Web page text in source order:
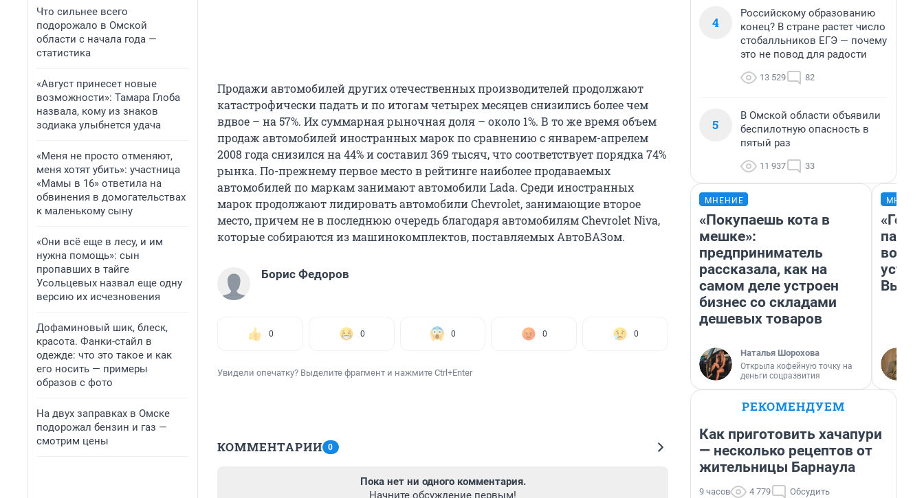
Что сильнее всего
подорожало в Омской
области с начала года —
статистика
«Август принесет новые
возможности»: Тамара Глоба
назвала, кому из знаков
зодиака улыбнется удача
«Меня не просто отменяют,
меня хотят убить»: участница
«Мамы в 16» ответила на
обвинения в домогательствах
к маленькому сыну
«Они всё еще в лесу, и им
нужна помощь»: сын
пропавших в тайге
Усольцевых назвал еще одну
версию их исчезновения
Дофаминовый шик, блеск,
красота. Фанки-стайл в
одежде: что это такое и как
его носить — примеры
образов с фото
На двух заправках в Омске
подорожал бензин и газ —
смотрим цены
Продажи автомобилей других отечественных производителей продолжают
катастрофически падать и по итогам четырех месяцев снизились более чем
вдвое – на 57%. Их суммарная рыночная доля – около 1%. В то же время объем
продаж автомобилей иностранных марок по сравнению с январем-апрелем
2008 года снизился на 44% и составил 369 тысяч, что соответствует порядка 74%
рынка. По-прежнему первое место в рейтинге наиболее продаваемых
автомобилей по маркам занимают автомобили Lada. Среди иностранных
марок продолжают лидировать автомобили Chevrolet, занимающие второе
место, причем не в последнюю очередь благодаря автомобилям Chevrolet Niva,
которые собираются из машинокомплектов, поставляемых АвтоВАЗом.
Борис Федоров
0 0 0 0 0
Увидели опечатку? Выделите фрагмент и нажмите Ctrl+Enter
КОММЕНТАРИИ 0
Пока нет ни одного комментария.
Начните обсуждение первым!
4
Российскому образованию
конец? В стране растет число
стобалльников ЕГЭ — почему
это не повод для радости
13 529 82
5
В Омской области объявили
беспилотную опасность в
пятый раз
11 937 33
МНЕНИЕ
«Покупаешь кота в
мешке»:
предприниматель
рассказала, как на
самом деле устроен
бизнес со складами
дешевых товаров
Наталья Шорохова
Открыла кофейную точку на
деньги соцразвития
РЕКОМЕНДУЕМ
Как приготовить хачапури
— несколько рецептов от
жительницы Барнаула
9 часов 4 779 Обсудить